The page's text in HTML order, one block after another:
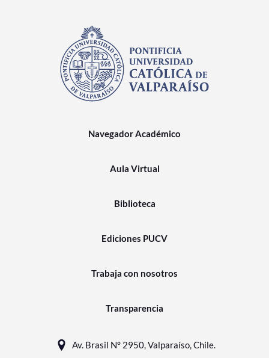
Navegador Académico
Aula Virtual
Biblioteca
Ediciones PUCV
Trabaja con nosotros
Transparencia
Av. Brasil N° 2950, Valparaíso, Chile.